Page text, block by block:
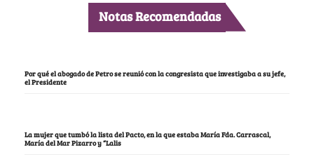
Notas Recomendadas
Por qué el abogado de Petro se reunió con la congresista que investigaba a su jefe,
el Presidente
La mujer que tumbó la lista del Pacto, en la que estaba María Fda. Carrascal,
María del Mar Pizarro y “Lalis